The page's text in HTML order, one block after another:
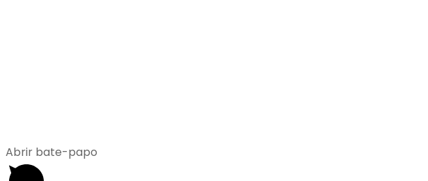
Abrir bate-papo